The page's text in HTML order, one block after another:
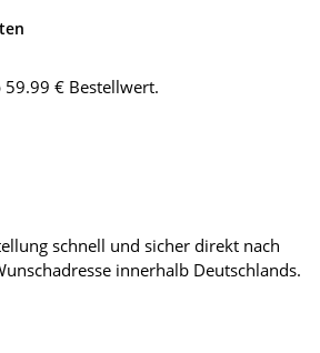
€ Bestellwert.
schnell und sicher direkt nach
innerhalb Deutschlands.